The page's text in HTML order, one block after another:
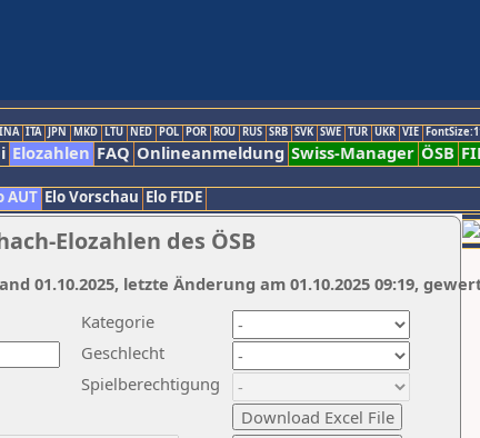
INA ITA JPN MKD LTU NED POL POR ROU RUS SRB SVK SWE TUR UKR VIE
Elozahlen FAQ Onlineanmeldung Swiss-Manager ÖSB
AUT Elo Vorschau Elo FIDE
Elozahlen des ÖSB
Kategorie
Geschlecht
Spielberechtigung
01.10.2025, letzte Änderung am 01.10.2025 09:19,